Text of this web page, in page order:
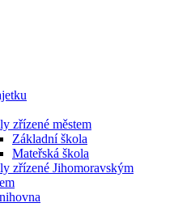
zřízené městem
Základní škola
Mateřská škola
zřízené Jihomoravským